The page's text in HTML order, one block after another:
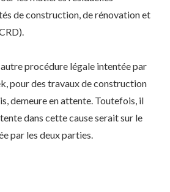
de construction, de rénovation et
procédure légale intentée par
pour des travaux de construction
demeure en attente. Toutefois, il
dans cette cause serait sur le
par les deux parties.